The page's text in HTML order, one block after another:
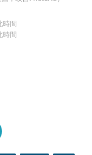
時間
時間